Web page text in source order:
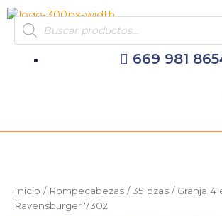
al
contenido
Products
search
669 981
Inicio / Rompecabezas /35 pzas / Granja 4
Ravensburger 7302